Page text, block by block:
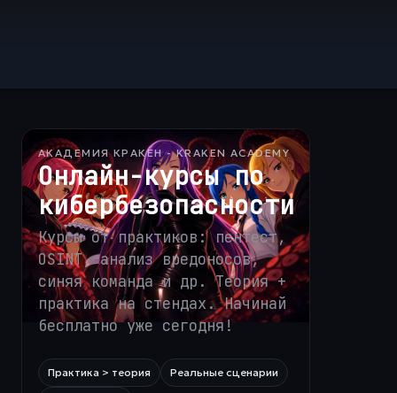
АКАДЕМИЯ КРАКЕН - KRAKEN ACADEMY
Онлайн-курсы по
кибербезопасности
Курсы от практиков: пентест,
OSINT, анализ вредоносов,
синяя команда и др. Теория +
практика на стендах. Начинай
бесплатно уже сегодня!
Практика > теория Реальные сценарии